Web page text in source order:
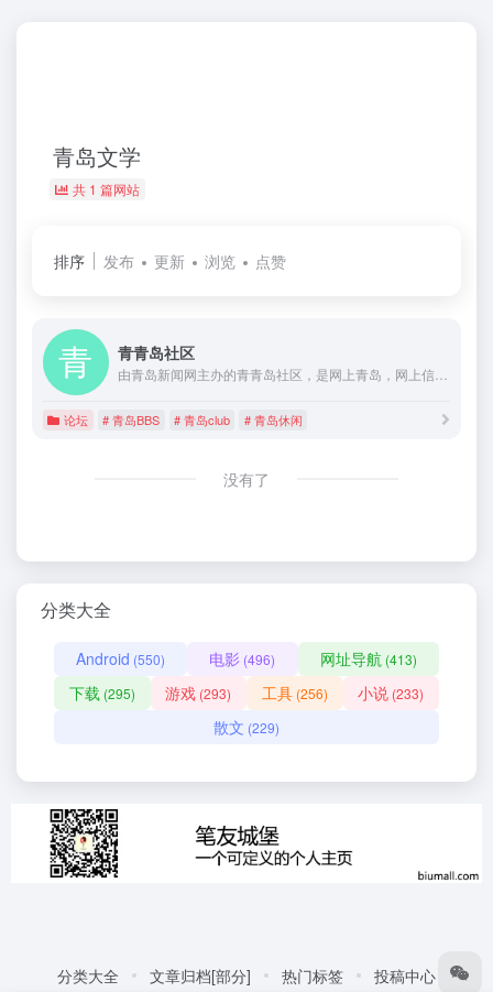
青岛文学
共 1 篇网站
排序 发布 更新 浏览 点赞
青青岛社区
论坛 # 青岛BBS # 青岛club # 青岛休闲
没有了
分类大全
Android (550) 电影 (496) 网址导航 (413)
下载 (295) 游戏 (293) 工具(256) 小说 (233)
散文 (229)
分类大全 文章归档[部分] 热门标签 投稿中心